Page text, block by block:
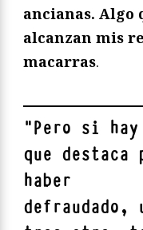
ancianas. Algo
alcanzan mis
macarras.
"Pero si hay
que destaca
haber
defraudado,